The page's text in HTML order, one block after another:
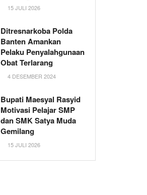
15 JULI 2026
Ditresnarkoba Polda
Banten Amankan
Pelaku Penyalahgunaan
Obat Terlarang
4 DESEMBER 2024
Bupati Maesyal Rasyid
Motivasi Pelajar SMP
dan SMK Satya Muda
Gemilang
15 JULI 2026